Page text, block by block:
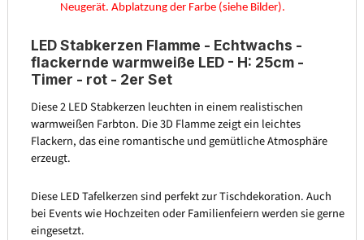
Neugerät. Abplatzung der Farbe (siehe Bilder).
LED Stabkerzen Flamme - Echtwachs -
flackernde warmweiße LED - H: 25cm -
Timer - rot - 2er Set
Diese 2 LED Stabkerzen leuchten in einem realistischen
warmweißen Farbton. Die 3D Flamme zeigt ein leichtes
Flackern, das eine romantische und gemütliche Atmosphäre
erzeugt.
Diese LED Tafelkerzen sind perfekt zur Tischdekoration. Auch
bei Events wie Hochzeiten oder Familienfeiern werden sie gerne
eingesetzt.